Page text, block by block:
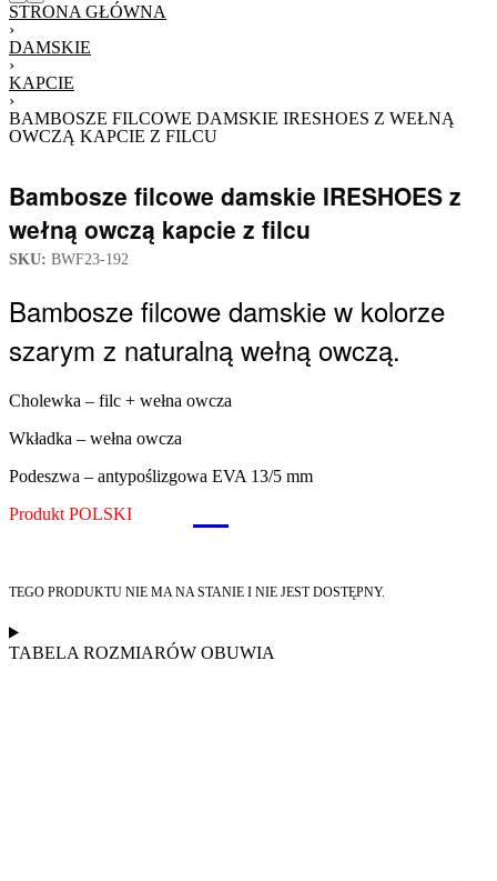
STRONA GŁÓWNA
›
DAMSKIE
›
KAPCIE
›
BAMBOSZE FILCOWE DAMSKIE IRESHOES Z WEŁNĄ
OWCZĄ KAPCIE Z FILCU
Bambosze filcowe damskie IRESHOES z
wełną owczą kapcie z filcu
SKU: BWF23-192
Bambosze filcowe damskie w kolorze
szarym z naturalną wełną owczą.
Cholewka – filc + wełna owcza
Wkładka – wełna owcza
Podeszwa – antypoślizgowa EVA 13/5 mm
Produkt POLSKI
TEGO PRODUKTU NIE MA NA STANIE I NIE JEST DOSTĘPNY.
TABELA ROZMIARÓW OBUWIA